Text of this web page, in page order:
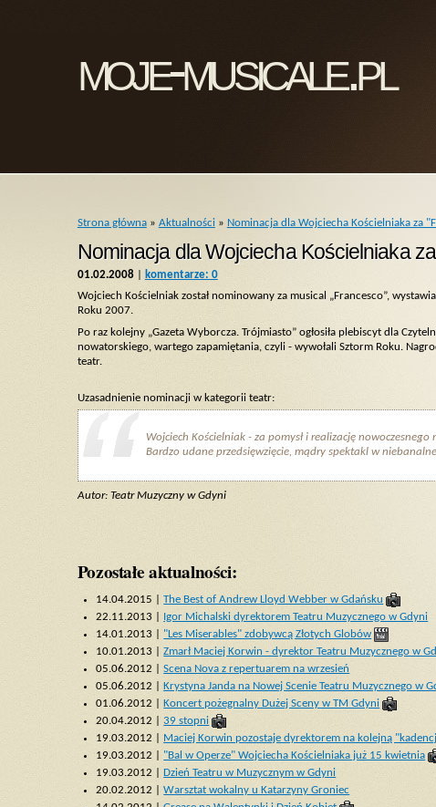
moje-musicale.pl
Strona główna» Aktualności» Nominacja dla Wojciecha Kościelniaka za
Nominacja dla Wojciecha Kościelniaka
01.02.2008|
komentarze: 0
Wojciech Kościelniak został nominowany za musical „Francesco”,
Roku 2007.
Po raz kolejny „Gazeta Wyborcza. Trójmiasto” ogłosiła plebiscyt dla
nowatorskiego, wartego zapamiętania, czyli - wywołali Sztorm Roku.
teatr.
Uzasadnienie nominacji w kategorii teatr:
Wojciech Kościelniak - za pomysł i realizację
Bardzo udane przedsięwzięcie, mądry spektakl w
Autor: Teatr Muzyczny w Gdyni
Pozostałe aktualności:
14.04.2015 |The Best of Andrew Lloyd Webber w Gdańsku
22.11.2013 |
Igor Michalski dyrektorem Teatru Muzycznego w Gdyni
14.01.2013 | "Les Miserables" zdobywcą Złotych Globów
10.01.2013 |Zmarł Maciej Korwin - dyrektor Teatru Muzycznego w
05.06.2012 |Scena Nova z repertuarem na wrzesień
05.06.2012 |
Krystyna Janda na Nowej Scenie Teatru Muzycznego w
01.06.2012 |
Koncert pożegnalny Dużej Sceny w TM Gdyni
20.04.2012 |39 stopni
19.03.2012 |
Maciej Korwin pozostaje dyrektorem na kolejną
19.03.2012 | "Bal w Operze" Wojciecha Kościelniaka już 15 kwietnia
19.03.2012 |
Dzień Teatru w Muzycznym w Gdyni
20.02.2012 |Warsztat wokalny u Katarzyny Groniec